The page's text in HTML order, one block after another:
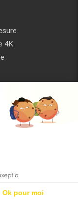
4K
et
D2 prod
Ok pour moi